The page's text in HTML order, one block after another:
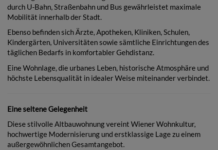
durch U-Bahn, Straßenbahn und Bus gewährleistet maximale
Mobilität innerhalb der Stadt.
Ebenso befinden sich Ärzte, Apotheken, Kliniken, Schulen,
Kindergärten, Universitäten sowie sämtliche Einrichtungen des
täglichen Bedarfs in komfortabler Gehdistanz.
Eine Wohnlage, die urbanes Leben, historische Atmosphäre und
höchste Lebensqualität in idealer Weise miteinander verbindet.
Eine seltene Gelegenheit
Diese stilvolle Altbauwohnung vereint Wiener Wohnkultur,
hochwertige Modernisierung und erstklassige Lage zu einem
außergewöhnlichen Gesamtangebot.